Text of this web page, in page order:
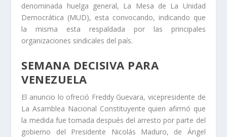
denominada huelga general, La Mesa de La Unidad
Democrática (MUD), esta convocando, indicando que
la misma esta respaldada por las principales
organizaciones sindicales del país.
SEMANA DECISIVA PARA
VENEZUELA
El anuncio lo ofreció Freddy Guevara, vicepresidente de
La Asamblea Nacional Constituyente quien afirmó que
la medida fue tomada después del arresto por parte del
gobierno del Presidente Nicolás Maduro, de Ángel